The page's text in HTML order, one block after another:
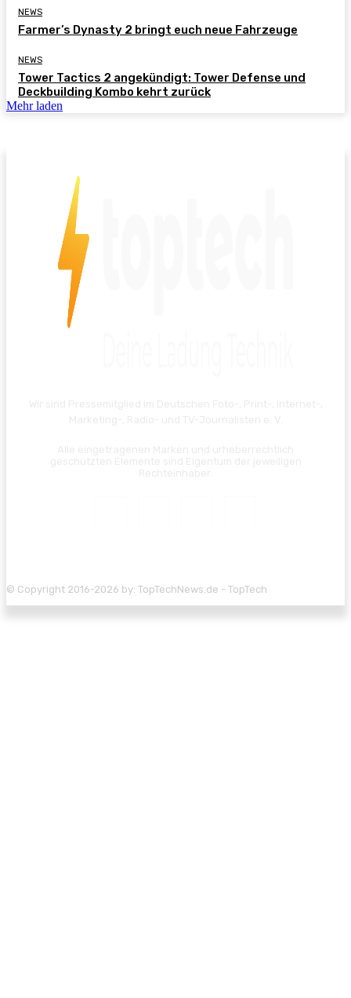
NEWS
Farmer’s Dynasty 2 bringt euch neue Fahrzeuge
NEWS
Tower Tactics 2 angekündigt: Tower Defense und
Deckbuilding Kombo kehrt zurück
Mehr laden
© Copyright 2016-2026 by: TopTechNews.de - TopTech